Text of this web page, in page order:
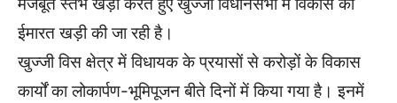
मजबूत स्तंभ खड़ा करते हुए खुज्जी विधानसभा में विकास की
ईमारत खड़ी की जा रही है।
खुज्जी विस क्षेत्र में विधायक के प्रयासों से करोड़ों के विकास
कार्यों का लोकार्पण-भूमिपूजन बीते दिनों में किया गया है। इनमें